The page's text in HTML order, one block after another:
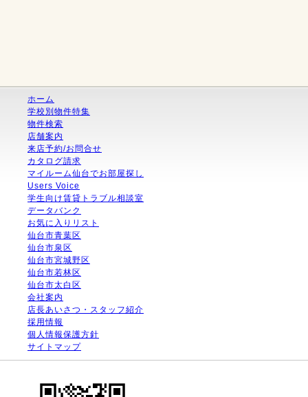
ホーム
学校別物件特集
物件検索
店舗案内
来店予約/お問合せ
カタログ請求
マイルーム仙台でお部屋探し
Users Voice
学生向け賃貸トラブル相談室
データバンク
お気に入りリスト
仙台市青葉区
仙台市泉区
仙台市宮城野区
仙台市若林区
仙台市太白区
会社案内
店長あいさつ・スタッフ紹介
採用情報
個人情報保護方針
サイトマップ